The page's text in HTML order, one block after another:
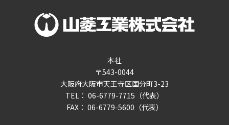
本社
〒543-0044
大阪府大阪市天王寺区国分町3-23
TEL： 06-6779-7715（代表）
FAX： 06-6779-5600（代表）